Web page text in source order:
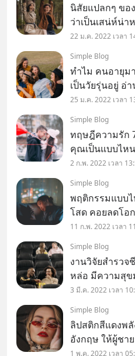
นิสัยแปลกๆ ขอ
ว่าเป็นเสน่ห์น่
จากข้อมูลในนิต
ความคิดเห็นจ
อะไรที่ทำให้พ
22 ม.ค. 2022 เวลา
Simple Blog
ทำไม คนอายุม
เป็นวัยรุ่นอยู่ อ่
ค่ะ เมื่อวัยรุ่นอ
กว่า 20 ปี อีกต่
30-40 ยังรู้สึกว่
25 ม.ค. 2022 เวลา
Simple Blog
ทฤษฎีความรัก
คุณเป็นแบบไห
เพจขอลงบทคว
หน่อย ใครเคย
ทฤษฎี
2 ก.พ. 2022 เวลา
Simple Blog
พฤติกรรมแบบ
โสด คอยลดโอ
ความโสด เมื่อ
11 ก.พ. 2022 เวลา
Simple Blog
งานวิจัยสำรว
หล่อ มีความสุข
ส่วนตัวคิดว่าผู้
เสน่ห์หน้าตาดี
ยังทำให้อารมณ์
3 มี.ค. 2022 เวลา
Simple Blog
ลิปสติกสีแดงพ
อังกฤษ ให้ผู้ชา
ว่าผู้หญิงทาปาก
1 พ.ค. 2022 เวลา